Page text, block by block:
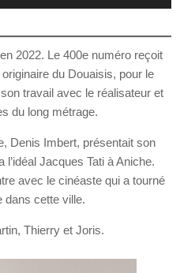
2022. Le 400e numéro reçoit
du Douaisis, pour le
travail avec le réalisateur et
du long métrage.
Denis Imbert, présentait son
Jacques Tati à Aniche.
avec le cinéaste qui a tourné
dans cette ville.
Thierry et Joris.